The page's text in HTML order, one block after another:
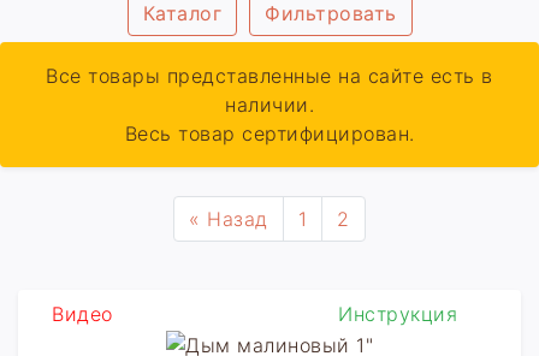
Каталог Фильтровать
Все товары представленные на сайте есть в
наличии.
Весь товар сертифицирован.
« Назад 1 2
Видео Инструкция